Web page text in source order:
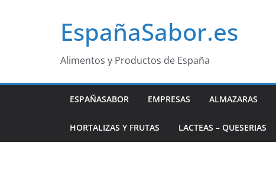
EspañaSabor.es
Alimentos y Productos de España
ESPAÑASABOR EMPRESAS ALMAZARAS
HORTALIZAS Y FRUTAS LACTEAS – QUESERIAS